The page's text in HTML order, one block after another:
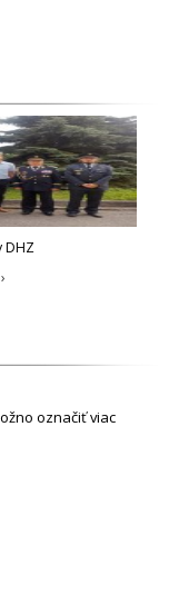
DHZ
označiť viac